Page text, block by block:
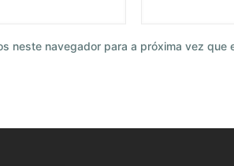
neste navegador para a próxima vez que